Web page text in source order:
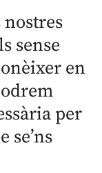
sense
en
per
se’ns